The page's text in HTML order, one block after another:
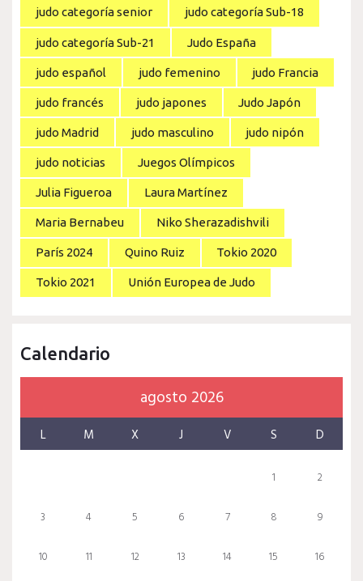
judo categoría senior judo categoría Sub-18
judo categoría Sub-21 Judo España
judo español judo femenino judo Francia
judo francés judo japones Judo Japón
judo Madrid judo masculino judo nipón
judo noticias Juegos Olímpicos
Julia Figueroa Laura Martínez
Maria Bernabeu Niko Sherazadishvili
París 2024 Quino Ruiz Tokio 2020
Tokio 2021 Unión Europea de Judo
Calendario
agosto 2026
L M X J V S D
1 2
3 4 5 6 7 8 9
10 11 12 13 14 15 16